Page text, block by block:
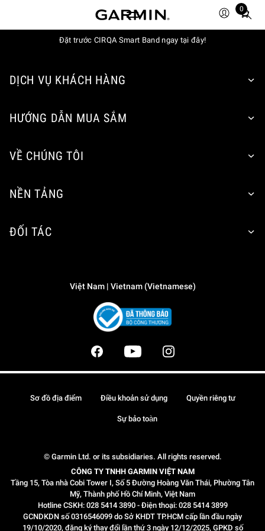
0
Total
items
Đặt trước CIRQA Smart Band ngay tại đây!
DỊCH VỤ KHÁCH HÀNG
HƯỚNG DẪN MUA SẮM
VỀ CHÚNG TÔI
NỀN TẢNG
ĐỐI TÁC
Việt Nam | Vietnam (Vietnamese)
© Garmin Ltd. or its subsidiaries. All rights reserved.
CÔNG TY TNHH GARMIN VIỆT NAM
Tầng 15, Tòa nhà Cobi Tower I, Số 5 Đường Hoàng Văn Thái, Phường Tân
Mỹ, Thành phố Hồ Chí Minh, Việt Nam
Hotline CSKH: 028 5414 3890 - Điện thoại: 028 5414 3899
GCNDKDN số 0316546099 do Sở KHDT TP.HCM cấp lần đầu ngày
19/10/2020, đăng ký thay đổi lần thứ 3 ngày 12/12/2025, GPKD số
Sơ đồ địa điểm Điều khoản sử dụng Quyền riêng tư
Sự bảo toàn